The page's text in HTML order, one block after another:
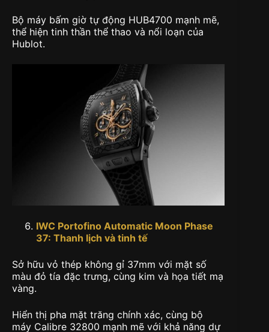
Bộ máy bấm giờ tự động HUB4700 mạnh mẽ,
thể hiện tinh thần thể thao và nổi loạn của
Hublot.
IWC Portofino Automatic Moon Phase
37: Thanh lịch và tinh tế
Sở hữu vỏ thép không gỉ 37mm với mặt số
màu đỏ tía đặc trưng, cùng kim và họa tiết mạ
vàng.
Hiển thị pha mặt trăng chính xác, cùng bộ
máy Calibre 32800 mạnh mẽ với khả năng dự